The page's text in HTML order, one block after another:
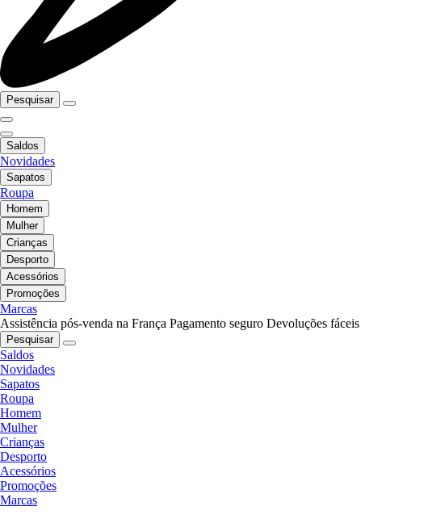
Pesquisar
Saldos
Novidades
Sapatos
Roupa
Homem
Mulher
Crianças
Desporto
Acessórios
Promoções
Marcas
Assistência pós-venda na França Pagamento seguro Devoluções fáceis
Pesquisar
Saldos
Novidades
Sapatos
Roupa
Homem
Mulher
Crianças
Desporto
Acessórios
Promoções
Marcas